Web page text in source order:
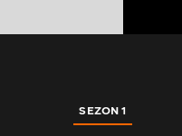
SEZON 1